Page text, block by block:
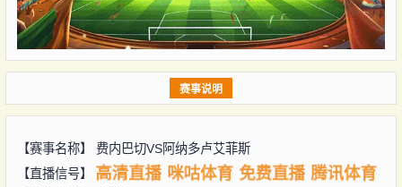
赛事说明
【赛事名称】 费内巴切VS阿纳多卢艾菲斯
【直播信号】
高清直播 咪咕体育 免费直播 腾讯体育